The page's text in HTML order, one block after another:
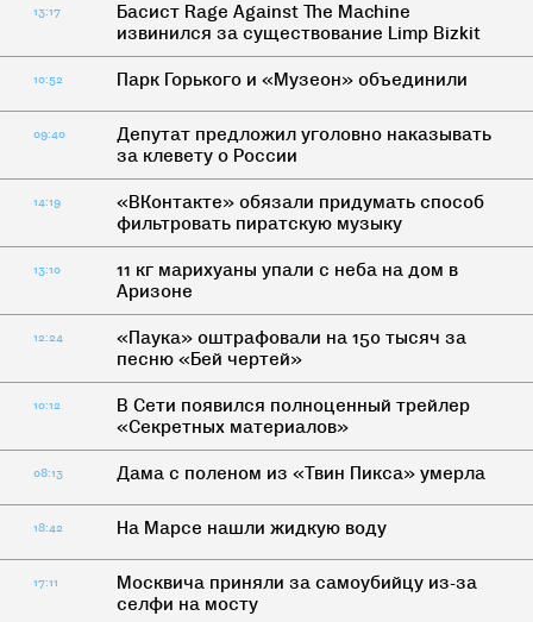
13:17
Басист Rage Against The Machine
извинился за существование Limp Bizkit
10:52 Парк Горького и «Музеон» объединили
09:40
Депутат предложил уголовно наказывать
за клевету о России
14:19
«ВКонтакте» обязали придумать способ
фильтровать пиратскую музыку
13:10
11 кг марихуаны упали с неба на дом в
Аризоне
12:24
«Паука» оштрафовали на 150 тысяч за
песню «Бей чертей»
10:12
В Сети появился полноценный трейлер
«Секретных материалов»
08:13 Дама с поленом из «Твин Пикса» умерла
18:42 На Марсе нашли жидкую воду
17:11
Москвича приняли за самоубийцу из-за
селфи на мосту